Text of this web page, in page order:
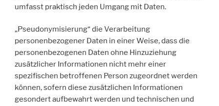
umfasst praktisch jeden Umgang mit Daten.
„Pseudonymisierung“ die Verarbeitung
personenbezogener Daten in einer Weise, dass die
personenbezogenen Daten ohne Hinzuziehung
zusätzlicher Informationen nicht mehr einer
spezifischen betroffenen Person zugeordnet werden
können, sofern diese zusätzlichen Informationen
gesondert aufbewahrt werden und technischen und